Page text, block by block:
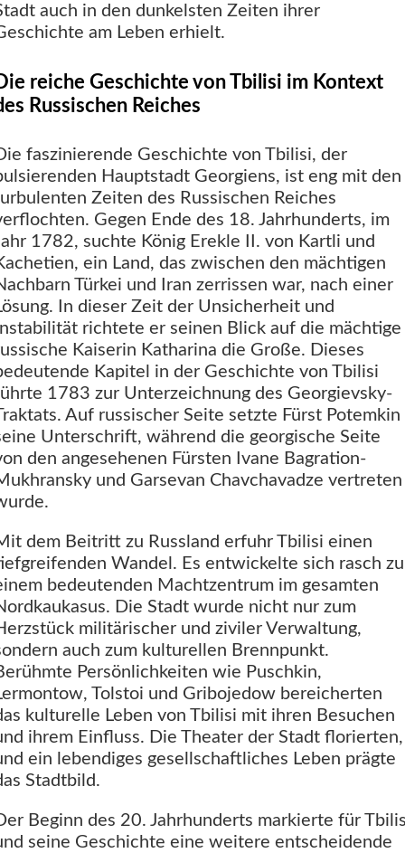
auch in den dunkelsten Zeiten ihrer
am Leben erhielt.
reiche Geschichte von Tbilisi im Kontext
Russischen Reiches
faszinierende Geschichte von Tbilisi, der
Hauptstadt Georgiens, ist eng mit den
Zeiten des Russischen Reiches
Gegen Ende des 18. Jahrhunderts, im
1782, suchte König Erekle II. von Kartli und
ein Land, das zwischen den mächtigen
Türkei und Iran zerrissen war, nach einer
In dieser Zeit der Unsicherheit und
richtete er seinen Blick auf die mächtige
Kaiserin Katharina die Große. Dieses
Kapitel in der Geschichte von Tbilisi
1783 zur Unterzeichnung des Georgievsky-
Auf russischer Seite setzte Fürst Potemkin
Unterschrift, während die georgische Seite
den angesehenen Fürsten Ivane Bagration-
und Garsevan Chavchavadze vertreten
dem Beitritt zu Russland erfuhr Tbilisi einen
Wandel. Es entwickelte sich rasch zu
bedeutenden Machtzentrum im gesamten
Die Stadt wurde nicht nur zum
militärischer und ziviler Verwaltung,
auch zum kulturellen Brennpunkt.
Persönlichkeiten wie Puschkin,
Tolstoi und Gribojedow bereicherten
kulturelle Leben von Tbilisi mit ihren Besuchen
ihrem Einfluss. Die Theater der Stadt florierten,
ein lebendiges gesellschaftliches Leben prägte
Stadtbild.
Beginn des 20. Jahrhunderts markierte für
seine Geschichte eine weitere entscheidende